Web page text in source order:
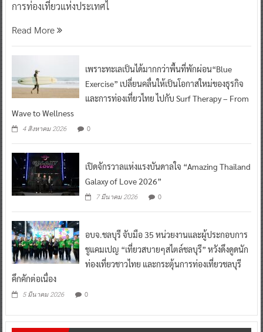
การท่องเที่ยวแห่งประเทศไ
Read More
เพราะทะเลเป็นได้มากกว่าพื้นที่พักผ่อน“Blue
Exercise” เปลี่ยนคลื่นให้เป็นโอกาสใหม่ของธุรกิจ
และการท่องเที่ยวไทย ไปกับ Surf Therapy – From
Wave to Wellness
4 สิงหาคม 2026 0
เปิดจักรวาลแห่งแรงบันดาลใจ “Amazing Thailand
Galaxy of Love 2026”
7 มีนาคม 2026 0
อบจ.ชลบุรี จับมือ 35 หน่วยงานและผู้ประกอบการ
ชูแคมเปญ “เที่ยวสบายๆสไตล์ชลบุรี” หวังดึงดูดนัก
ท่องเที่ยวชาวไทย และกระตุ้นการท่องเที่ยวชลบุรี
คึกคักต่อเนื่อง
5 มีนาคม 2026 0